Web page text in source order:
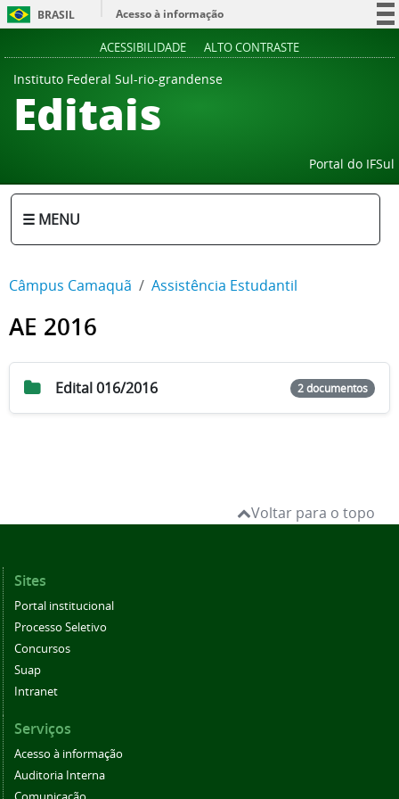
BRASIL
Acesso à informação
ACESSIBILIDADE ALTO CONTRASTE
Instituto Federal Sul-rio-grandense
Editais
Portal do IFSul
☰ MENU
Câmpus Camaquã Assistência Estudantil
AE 2016
Edital 016/2016 2 documentos
Voltar para o topo
Sites
Portal institucional
Processo Seletivo
Concursos
Suap
Intranet
Serviços
Acesso à informação
Auditoria Interna